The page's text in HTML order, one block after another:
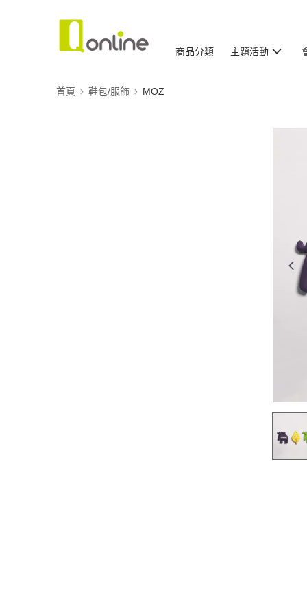
商品分類 主題活動
首頁 鞋包/服飾 MOZ